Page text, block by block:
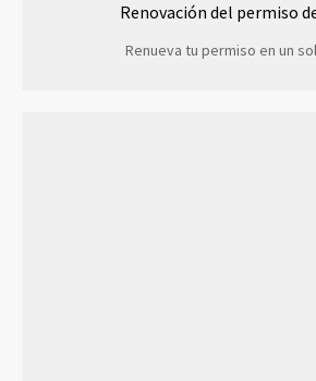
Renovación del permiso
Renueva tu permiso en un